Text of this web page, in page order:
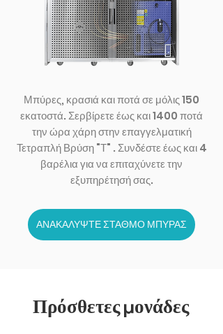
Μπύρες, κρασιά και ποτά σε μόλις 150
εκατοστά. Σερβίρετε έως και 1400 ποτά
την ώρα χάρη στην επαγγελματική
Τετραπλή Βρύση "Τ" . Συνδέστε έως και 4
βαρέλια για να επιταχύνετε την
εξυπηρέτησή σας.
ΑΝΑΚΑΛΥΨΤΕ ΣΤΑΘΜΟ ΜΠΥΡΑΣ
Πρόσθετεςμονάδες